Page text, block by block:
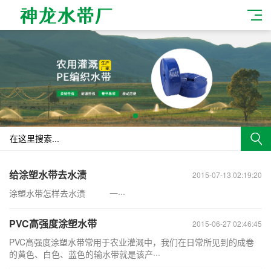
2015-07-13 02:19:20
给涂塑水带去水渍
涂塑水带怎样去水渍 一···
2015-06-27 02:46:45
PVC高强度涂塑水带
PVC高强度涂塑水带常用于农业灌溉中，我们在日常所见到的成卷
的黄色、白色、蓝色的输水带就是该产···